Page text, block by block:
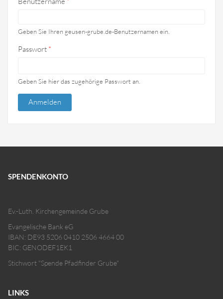
Geben Sie Ihren geusen-grube.de-Benutzernamen ein.
Passwort *
Geben Sie hier das zugehörige Passwort an.
SPENDENKONTO
Ev.-Luth. Kirchengemeinde Grube
Evangelische Bank eG
IBAN: DE93 5206 0410 2506 4664 00
BIC: GENODEF1EK1
Stichwort "Spende Pfadfinder Grube"
LINKS